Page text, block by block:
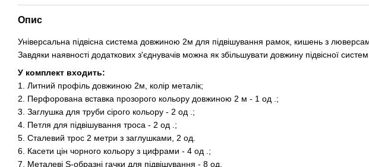
Опис
Універсальна підвісна система довжиною 2м для підвішування рамок, кишень з
Завдяки наявності додаткових з'єднувачів можна як збільшувати довжину підвісної
У комплект входить:
1. Литний профіль довжиною 2м, колір металік;
2. Перфорована вставка прозорого кольору довжиною 2 м - 1 од .;
3. Заглушка для труби сірого кольору - 2 од .;
4. Петля для підвішування троса - 2 од .;
5. Сталевий трос 2 метри з заглушками, 2 од.
6. Касети цін чорного кольору з цифрами - 4 од .;
7. Металеві S-образні гачки для підвішування - 8 од.